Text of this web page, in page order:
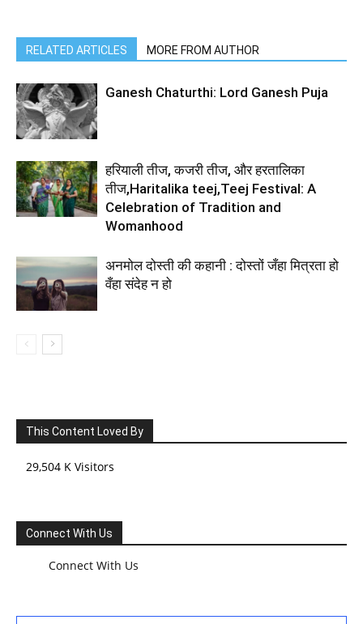
RELATED ARTICLES MORE FROM AUTHOR
Ganesh Chaturthi: Lord Ganesh Puja
हरियाली तीज, कजरी तीज, और हरतालिका
तीज,Haritalika teej,Teej Festival: A
Celebration of Tradition and
Womanhood
अनमोल दोस्ती की कहानी : दोस्तों जँहा मित्रता हो
वँहा संदेह न हो
This Content Loved By
29,504 K Visitors
Connect With Us
Connect With Us